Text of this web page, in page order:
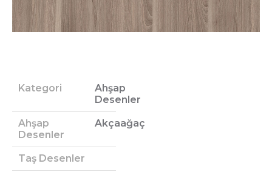
Kategori
Ahşap
Desenler
Ahşap
Desenler
Akçaağaç
Taş Desenler